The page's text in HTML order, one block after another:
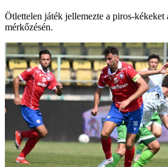
Ötlettelen játék jellemezte a piros-
mérkőzésén.